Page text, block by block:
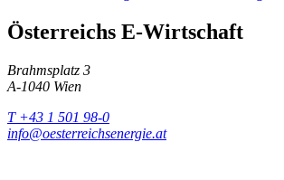
Österreichs E-Wirtschaft
Brahmsplatz 3
A-1040 Wien
T +43 1 501 98-0
info@oesterreichsenergie.at